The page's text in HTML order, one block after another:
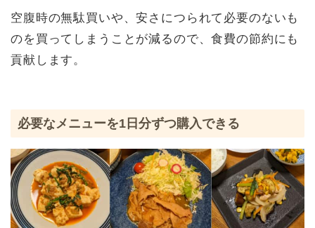
空腹時の無駄買いや、安さにつられて必要のないも
のを買ってしまうことが減るので、食費の節約にも
貢献します。
必要なメニューを1日分ずつ購入できる